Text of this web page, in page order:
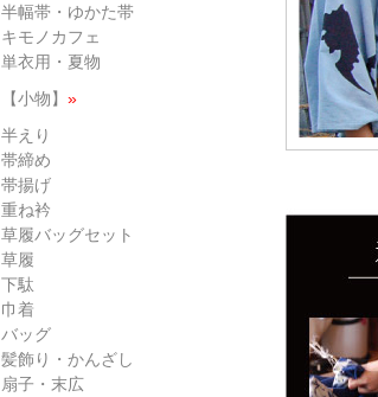
半幅帯・ゆかた帯
キモノカフェ
単衣用・夏物
【小物】 »
半えり
帯締め
帯揚げ
重ね衿
草履バッグセット
草履
下駄
巾着
バッグ
髪飾り・かんざし
扇子・末広